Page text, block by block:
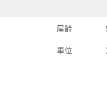
屋齡
車位